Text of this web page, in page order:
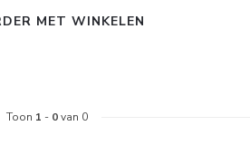
MET WINKELEN
Toon 1 - 0van 0